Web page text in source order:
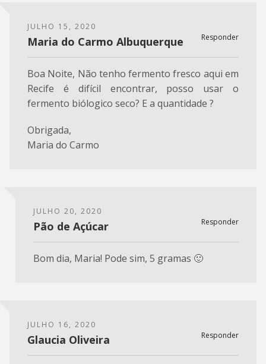
JULHO 15, 2020
Responder
Maria do Carmo Albuquerque
Boa Noite, Não tenho fermento fresco aqui em
Recife é difícil encontrar, posso usar o
fermento biólogico seco? E a quantidade ?
Obrigada,
Maria do Carmo
JULHO 20, 2020
Responder
Pão de Açúcar
Bom dia, Maria! Pode sim, 5 gramas 🙂
JULHO 16, 2020
Responder
Glaucia Oliveira